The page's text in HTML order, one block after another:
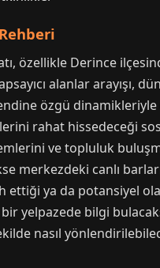
özellikle Derince
alanlar arayışı,
özgü
rahat hissedeceği
ve topluluk
merkezdeki canlı
ettiği ya da potansiyel
bilgi
nasıl